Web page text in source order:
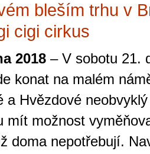
bleším trhu v
cigi cirkus
2018 – V sobotu 21.
konat na malém
a Hvězdové
mít možnost
doma nepotřebují.
Průvodce
Brně: Od
Brno je
zajímavé
restaurace,
místem, kde si
hry. V